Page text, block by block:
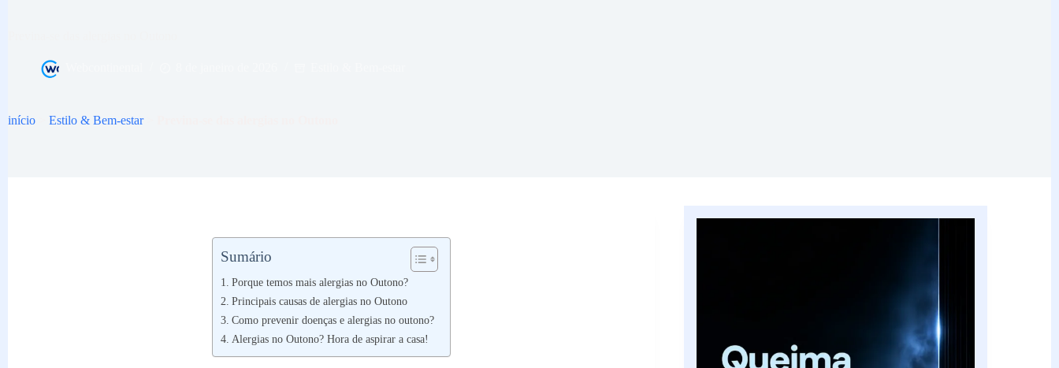
início Estilo & Bem-estar>
Sumário
Porque temos mais alergias no Outono?
Principais causas de alergias no Outono
Como prevenir doenças e alergias no outono?
Alergias no Outono? Hora de aspirar a casa!